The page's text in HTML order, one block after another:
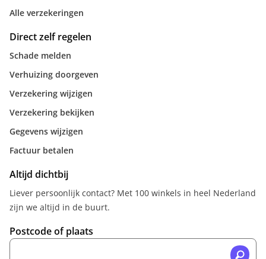
Alle verzekeringen
Direct zelf regelen
Schade melden
Verhuizing doorgeven
Verzekering wijzigen
Verzekering bekijken
Gegevens wijzigen
Factuur betalen
Altijd dichtbij
Liever persoonlijk contact? Met 100 winkels in heel Nederland
zijn we altijd in de buurt.
Postcode of plaats